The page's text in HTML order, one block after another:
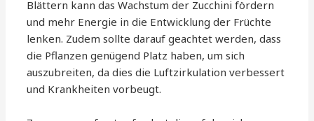
Blättern kann das Wachstum der Zucchini fördern
und mehr Energie in die Entwicklung der Früchte
lenken. Zudem sollte darauf geachtet werden, dass
die Pflanzen genügend Platz haben, um sich
auszubreiten, da dies die Luftzirkulation verbessert
und Krankheiten vorbeugt.